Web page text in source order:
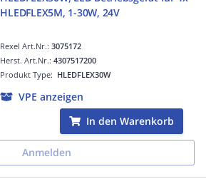
HLEDFLEX5M, 1-30W, 24V
Rexel Art.Nr.:3075172
Produkt Type: HLEDFLEX30W
Herst. Art.Nr.:4307517200
VPE anzeigen
In den Warenkorb
Anmelden